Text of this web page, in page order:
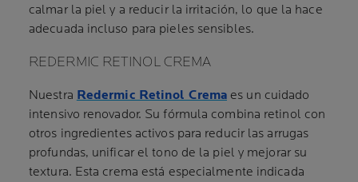
calmar la piel y a reducir la irritación, lo que la hace
adecuada incluso para pieles sensibles.
REDERMIC RETINOL CREMA
Nuestra Redermic Retinol Crema es un cuidado
intensivo renovador. Su fórmula combina retinol con
otros ingredientes activos para reducir las arrugas
profundas, unificar el tono de la piel y mejorar su
textura. Esta crema está especialmente indicada